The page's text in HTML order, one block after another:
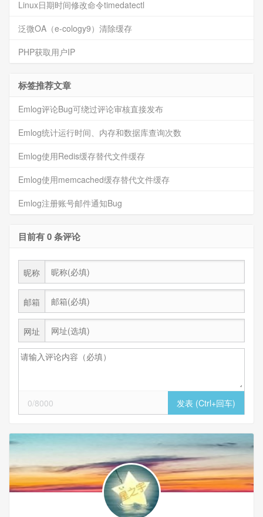
Linux日期时间修改命令timedatectl
泛微OA（e-cology9）清除缓存
PHP获取用户IP
标签推荐文章
Emlog评论Bug可绕过评论审核直接发布
Emlog统计运行时间、内存和数据库查询次数
Emlog使用Redis缓存替代文件缓存
Emlog使用memcached缓存替代文件缓存
Emlog注册账号邮件通知Bug
目前有 0 条评论
昵称
邮箱
网址
0/8000